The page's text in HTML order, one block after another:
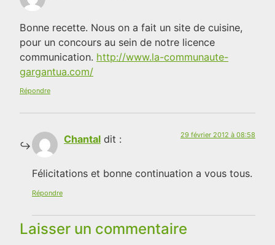
Bonne recette. Nous on a fait un site de cuisine,
pour un concours au sein de notre licence
communication. http://www.la-communaute-
gargantua.com/
Répondre
Chantal dit : 29 février 2012 à 08:58
Félicitations et bonne continuation a vous tous.
Répondre
Laisser un commentaire